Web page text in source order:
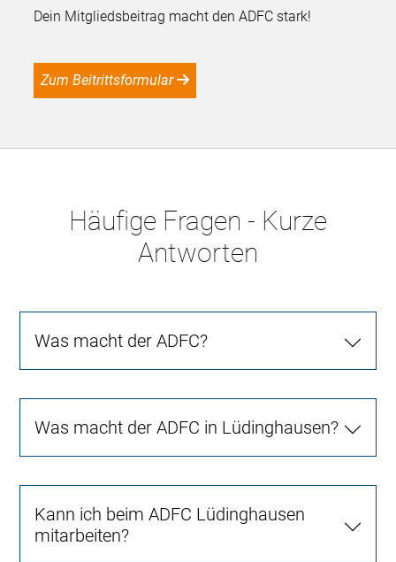
Dein Mitgliedsbeitrag macht den ADFC stark!
Zum Beitrittsformular
Häufige Fragen - Kurze
Antworten
Was macht der ADFC?
Was macht der ADFC in Lüdinghausen?
Kann ich beim ADFC Lüdinghausen
mitarbeiten?